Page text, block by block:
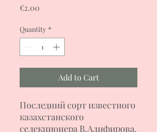
€2.00
Quantity *
Add to Cart
Последний сорт известного
казахстанского
селекционера В.Алифирова.